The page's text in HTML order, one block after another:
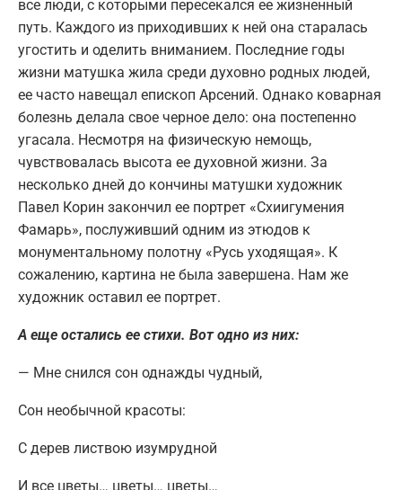
все люди, с которыми пересекался ее жизненный
путь. Каждого из приходивших к ней она старалась
угостить и оделить вниманием. Последние годы
жизни матушка жила среди духовно родных людей,
ее часто навещал епископ Арсений. Однако коварная
болезнь делала свое черное дело: она постепенно
угасала. Несмотря на физическую немощь,
чувствовалась высота ее духовной жизни. За
несколько дней до кончины матушки художник
Павел Корин закончил ее портрет «Схиигумения
Фамарь», послуживший одним из этюдов к
монументальному полотну «Русь уходящая». К
сожалению, картина не была завершена. Нам же
художник оставил ее портрет.
А еще остались ее стихи. Вот одно из них:
— Мне снился сон однажды чудный,
Сон необычной красоты:
С дерев листвою изумрудной
И все цветы… цветы… цветы…